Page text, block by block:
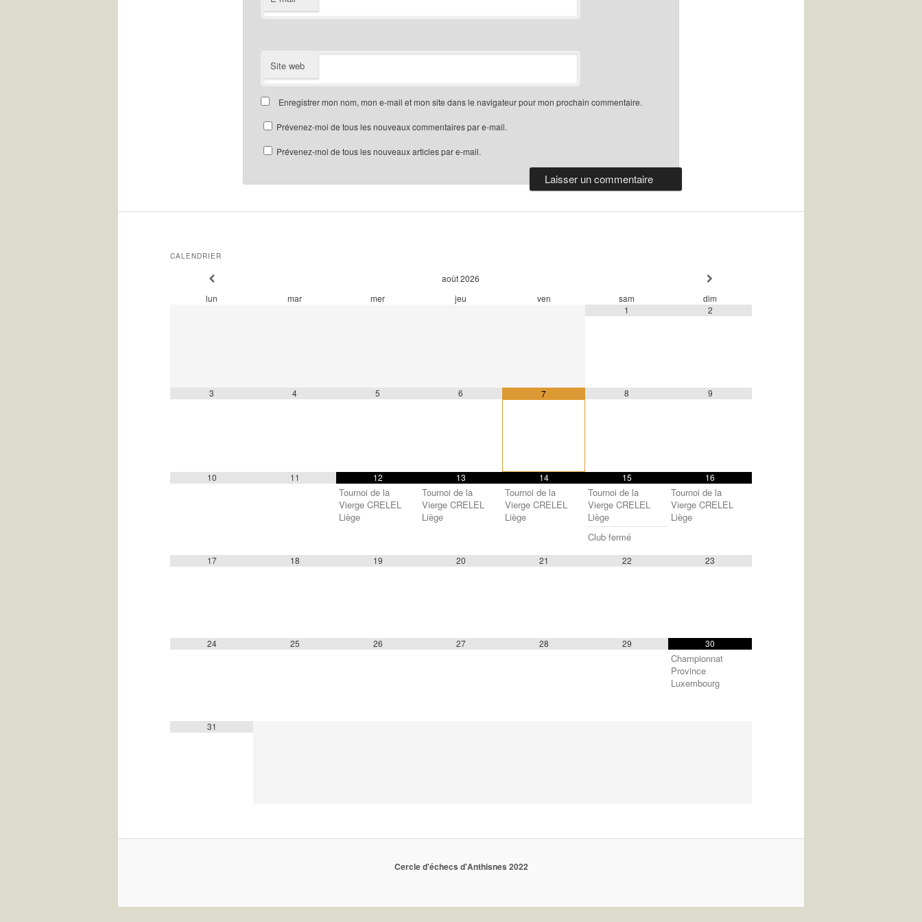
Site web
Enregistrer mon nom, mon e-mail et mon site dans le navigateur pour mon prochain commentaire.
Prévenez-moi de tous les nouveaux commentaires par e-mail.
Prévenez-moi de tous les nouveaux articles par e-mail.
CALENDRIER
août2026
lun
mar mer jeu ven sam
dim
1
2
3 4 5 6 7 8 9
10 11 12
Tournoi de la
Vierge CRELEL
Liège
13
Tournoi de la
Vierge CRELEL
Liège
14
Tournoi de la
Vierge CRELEL
Liège
15
Tournoi de la
Vierge CRELEL
Liège
Club fermé
16
Tournoi de la
Vierge CRELEL
Liège
17 18 19 20 21 22 23
24 25 26 27 28 29 30
Championnat
Province
Luxembourg
31
Cercle d'échecs d'Anthisnes 2022